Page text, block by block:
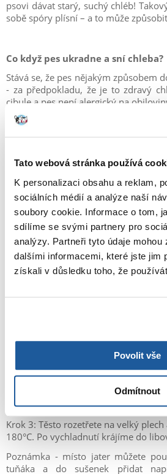
Tato webová stránka používá
K personalizaci obsahu a reklam,
sociálních médií a analýze naší
soubory cookie. Informace o tom,
sdílíme se svými partnery pro
analýzy. Partneři tyto údaje mohou
dalšími informacemi, které jste jim
získali v důsledku toho, že
Povolit vše
Odmítnout
psovi dávat starý, suchý chléb!
sobě spóry plísní – a to může
Co když pes ukradne a sní chleba?
Stává se, že pes nějakým způsobem
- za předpokladu, že je to zdravý
cibule a pes není alergický na
našeho psa bát. I když to není
chlebem a není to pro vašeho psa
jedovaté nebo toxické. Dbejme
Miluje pes chleba? Upečte mu
Jsou psi, kteří mají chleba moc rádi
podařilo propašovat. Chceme-
poskytnout – upečeme chléb nebo
to udělat? Použijte níže uvedený
Recept na sušenky z
Ingredience: 250 g kuřecích jater,
Krok 2: Přidejte zbytek surovin a
Krok 3: Těsto rozetřete na velký
180°C. Po vychladnutí krájíme do
Poznámka - místo jater můžete
tuňáka a do sušenek přidat